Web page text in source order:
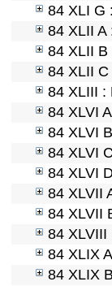
84 XLI G
84 XLII A
84 XLII B
84 XLII
84 XLIII :
84 XLVI
84 XLVI
84 XLVI
84 XLVI
84 XLVII
84 XLVII
84 XLVIII
84 XLIX
84 XLIX